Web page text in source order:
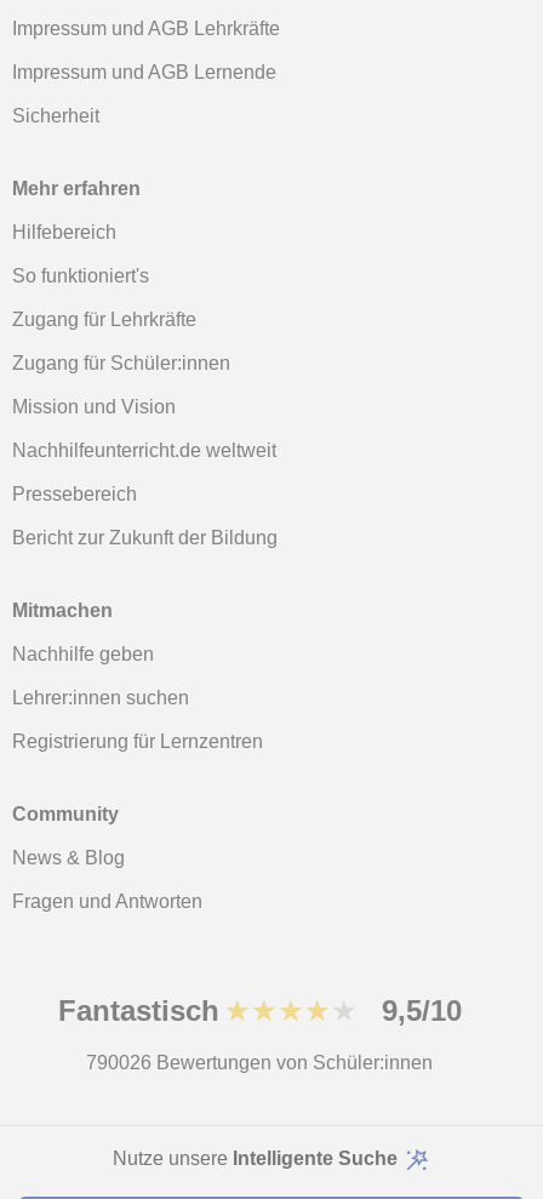
Nutze unsere Intelligente Suche
Impressum und AGB Lehrkräfte
Impressum und AGB Lernende
Sicherheit
Mehr erfahren
Hilfebereich
So funktioniert's
Zugang für Lehrkräfte
Zugang für Schüler:innen
Mission und Vision
Nachhilfeunterricht.de weltweit
Pressebereich
Bericht zur Zukunft der Bildung
Mitmachen
Nachhilfe geben
Lehrer:innen suchen
Registrierung für Lernzentren
Community
News & Blog
Fragen und Antworten
Fantastisch ★★★★★ 9,5/10
790026 Bewertungen von Schüler:innen